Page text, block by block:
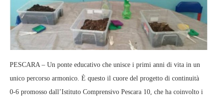
PESCARA – Un ponte educativo che unisce i primi anni di vita in un
unico percorso armonico. È questo il cuore del progetto di continuità
0‑6 promosso dall’Istituto Comprensivo Pescara 10, che ha coinvolto i